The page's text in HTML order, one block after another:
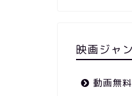
映画ジャ
動画無